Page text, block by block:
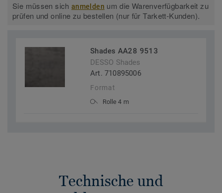
Sie müssen sichanmelden um die Warenverfügbarkeit zu
prüfen und online zu bestellen (nur für Tarkett-Kunden).
Shades AA28 9513
DESSO Shades
Art. 710895006
Format
Rolle 4 m
Technische und